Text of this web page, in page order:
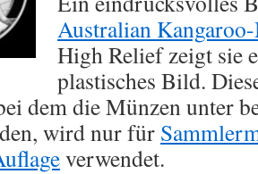
Australian
High Relief zeigt sie
plastisches Bild.
dem die Münzen unter
wird nur für
verwendet.